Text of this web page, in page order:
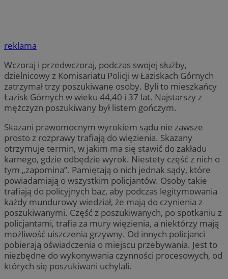
reklama
Wczoraj i przedwczoraj, podczas swojej służby,
dzielnicowy z Komisariatu Policji w Łaziskach Górnych
zatrzymał trzy poszukiwane osoby. Byli to mieszkańcy
Łazisk Górnych w wieku 44,40 i 37 lat. Najstarszy z
mężczyzn poszukiwany był listem gończym.
Skazani prawomocnym wyrokiem sądu nie zawsze
prosto z rozprawy trafiają do więzienia. Skazany
otrzymuje termin, w jakim ma się stawić do zakładu
karnego, gdzie odbędzie wyrok. Niestety część z nich o
tym „zapomina”. Pamiętają o nich jednak sądy, które
powiadamiają o wszystkim policjantów. Osoby takie
trafiają do policyjnych baz, aby podczas legitymowania
każdy mundurowy wiedział, że mają do czynienia z
poszukiwanymi. Część z poszukiwanych, po spotkaniu z
policjantami, trafia za mury więzienia, a niektórzy mają
możliwość uiszczenia grzywny. Od innych policjanci
pobierają oświadczenia o miejscu przebywania. Jest to
niezbędne do wykonywania czynności procesowych, od
których się poszukiwani uchylali.